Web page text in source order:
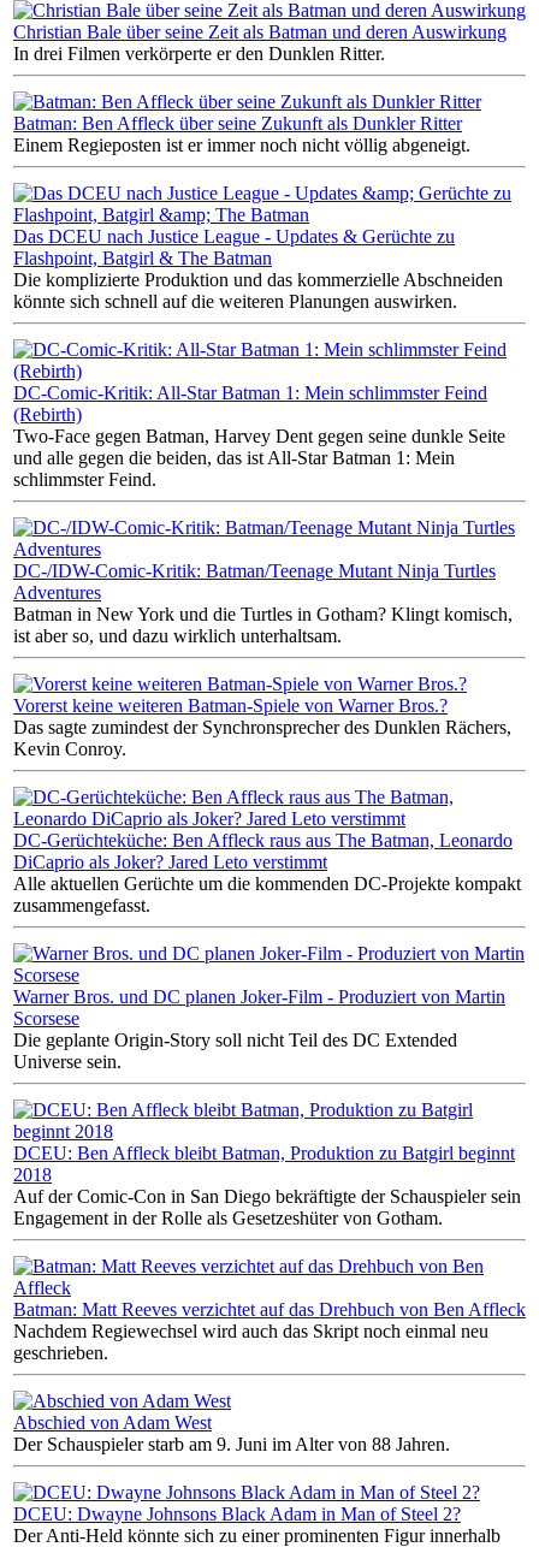
Christian Bale über seine Zeit als Batman und deren Auswirkung
In drei Filmen verkörperte er den Dunklen Ritter.
Batman: Ben Affleck über seine Zukunft als Dunkler Ritter
Einem Regieposten ist er immer noch nicht völlig abgeneigt.
Das DCEU nach Justice League - Updates & Gerüchte zu
Flashpoint, Batgirl & The Batman
Die komplizierte Produktion und das kommerzielle Abschneiden
könnte sich schnell auf die weiteren Planungen auswirken.
DC-Comic-Kritik: All-Star Batman 1: Mein schlimmster Feind
(Rebirth)
Two-Face gegen Batman, Harvey Dent gegen seine dunkle Seite
und alle gegen die beiden, das ist All-Star Batman 1: Mein
schlimmster Feind.
DC-/IDW-Comic-Kritik: Batman/Teenage Mutant Ninja Turtles
Adventures
Batman in New York und die Turtles in Gotham? Klingt komisch,
ist aber so, und dazu wirklich unterhaltsam.
Vorerst keine weiteren Batman-Spiele von Warner Bros.?
Das sagte zumindest der Synchronsprecher des Dunklen Rächers,
Kevin Conroy.
DC-Gerüchteküche: Ben Affleck raus aus The Batman, Leonardo
DiCaprio als Joker? Jared Leto verstimmt
Alle aktuellen Gerüchte um die kommenden DC-Projekte kompakt
zusammengefasst.
Warner Bros. und DC planen Joker-Film - Produziert von Martin
Scorsese
Die geplante Origin-Story soll nicht Teil des DC Extended
Universe sein.
DCEU: Ben Affleck bleibt Batman, Produktion zu Batgirl beginnt
2018
Auf der Comic-Con in San Diego bekräftigte der Schauspieler sein
Engagement in der Rolle als Gesetzeshüter von Gotham.
Batman: Matt Reeves verzichtet auf das Drehbuch von Ben Affleck
Nachdem Regiewechsel wird auch das Skript noch einmal neu
geschrieben.
Abschied von Adam West
Der Schauspieler starb am 9. Juni im Alter von 88 Jahren.
DCEU: Dwayne Johnsons Black Adam in Man of Steel 2?
Der Anti-Held könnte sich zu einer prominenten Figur innerhalb